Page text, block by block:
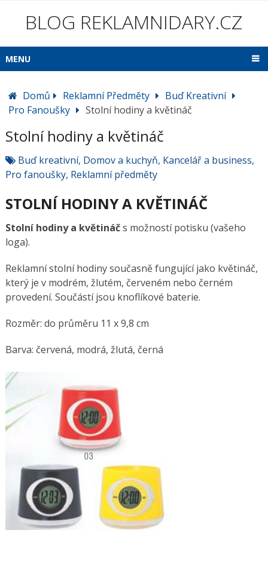
BLOG REKLAMNIDARY.CZ
MENU
Domů Reklamní Předměty
Buď Kreativní
Pro Fanoušky
Stolní hodiny a květináč
Stolní hodiny a květináč
Buď kreativní, Domov a kuchyň, Kancelář a business,
Pro fanoušky, Reklamní předměty
STOLNÍ HODINY A KVĚTINÁČ
Stolní hodiny a květináčs možností potisku (vašeho
loga).
Reklamní stolní hodiny současně fungující jako květináč,
který je v modrém, žlutém, červeném nebo černém
provedení. Součástí jsou knoflíkové baterie.
Rozměr: do průměru 11 x 9,8 cm
Barva: červená, modrá, žlutá, černá